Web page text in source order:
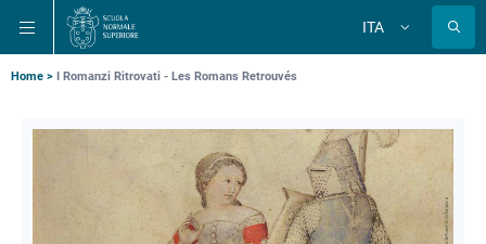
alla
navigazione
principale
contenuto
principale
alla
ricerca
principale
ITA
Briciole
pane
Home I Romanzi Ritrovati - Les Romans Retrouvés